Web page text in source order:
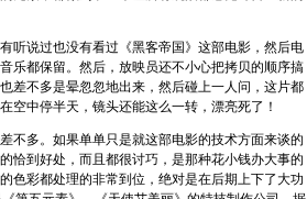
听说过也没有看过《黑客帝国 》这部电影，然后电
乐都保留。然后，放映员还不小心把拷贝的顺序搞
差不多是晕忽忽地出来，然后碰上一人问，这片都
空中停半天，镜头还能这么一转，漂亮死了！
不多。如果单单只是就这部电影的技术方面来谈的
恰到好处，而且都很讨巧，是那种花小钱办大事的
色彩都处理的非常到位，绝对是在后期上下了大功